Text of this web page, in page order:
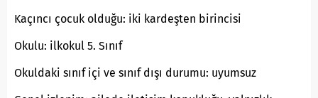
Kaçıncı çocuk olduğu: iki kardeşten birincisi
Okulu: ilkokul 5. Sınıf
Okuldaki sınıf içi ve sınıf dışı durumu: uyumsuz